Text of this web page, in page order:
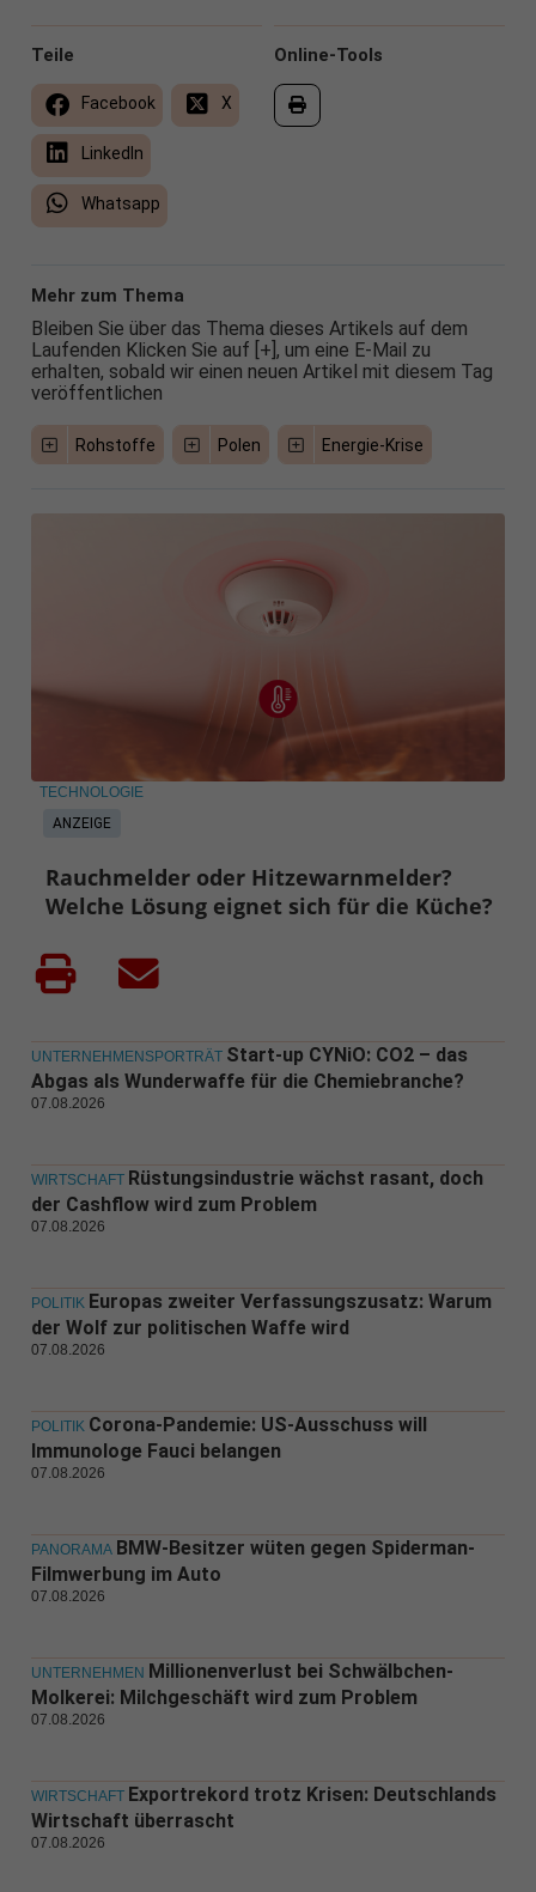
Online-Tools
Teile
Facebook X
LinkedIn
Whatsapp
Mehr zum Thema
Bleiben Sie über das Thema dieses Artikels auf dem
Laufenden Klicken Sie auf [+], um eine E-Mail zu
erhalten, sobald wir einen neuen Artikel mit diesem Tag
veröffentlichen
Rohstoffe Polen Energie-Krise
ANZEIGE
TECHNOLOGIE
Rauchmelder oder Hitzewarnmelder?
Welche Lösung eignet sich für die Küche?
UNTERNEHMENSPORTRÄT Start-up CYNiO: CO2 – das
Abgas als Wunderwaffe für die Chemiebranche?
07.08.2026
WIRTSCHAFT Rüstungsindustrie wächst rasant, doch
der Cashflow wird zum Problem
07.08.2026
POLITIK Europas zweiter Verfassungszusatz: Warum
der Wolf zur politischen Waffe wird
07.08.2026
POLITIK Corona-Pandemie: US-Ausschuss will
Immunologe Fauci belangen
07.08.2026
PANORAMA BMW-Besitzer wüten gegen Spiderman-
Filmwerbung im Auto
07.08.2026
UNTERNEHMEN Millionenverlust bei Schwälbchen-
Molkerei: Milchgeschäft wird zum Problem
07.08.2026
WIRTSCHAFT Exportrekord trotz Krisen: Deutschlands
Wirtschaft überrascht
07.08.2026